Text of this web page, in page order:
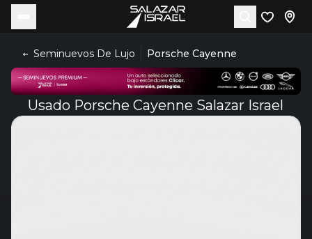
Seminuevos De Lujo Porsche Cayenne
Usado Porsche Cayenne Salazar Israel